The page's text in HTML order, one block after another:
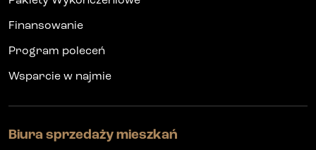
Finansowanie
Program poleceń
Wsparcie w najmie
Biura sprzedaży mieszkań